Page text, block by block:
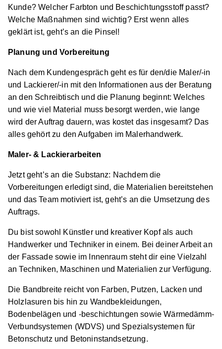
Maler/-in und Lackierer/-in (m/w/d) Geiger &
Schlesinger GmbH
73730 Esslingen
Schnellbewerbung
01.09.2027
70376 Stuttgart
Schnellbewerbung
Maler/-in und Lackierer/-in (m/w/d) Maler Berner
e.K. Inh. Peter Luft
01.09.2026
73733 Esslingen
Kunde? Welcher Farbton und Beschichtungsstoff passt?
Welche Maßnahmen sind wichtig? Erst wenn alles
geklärt ist, geht’s an die Pinsel!
Planung und Vorbereitung
Nach dem Kundengespräch geht es für den/die Maler/-in
und Lackierer/-in mit den Informationen aus der Beratung
an den Schreibtisch und die Planung beginnt: Welches
und wie viel Material muss besorgt werden, wie lange
wird der Auftrag dauern, was kostet das insgesamt? Das
alles gehört zu den Aufgaben im Malerhandwerk.
Maler- & Lackierarbeiten
Jetzt geht’s an die Substanz: Nachdem die
Vorbereitungen erledigt sind, die Materialien bereitstehen
und das Team motiviert ist, geht’s an die Umsetzung des
Auftrags.
Du bist sowohl Künstler und kreativer Kopf als auch
Handwerker und Techniker in einem. Bei deiner Arbeit an
der Fassade sowie im Innenraum steht dir eine Vielzahl
an Techniken, Maschinen und Materialien zur Verfügung.
Die Bandbreite reicht von Farben, Putzen, Lacken und
Holzlasuren bis hin zu Wandbekleidungen,
Bodenbelägen und -beschichtungen sowie Wärmedämm-
Verbundsystemen (WDVS) und Spezialsystemen für
Betonschutz und Betoninstandsetzung.